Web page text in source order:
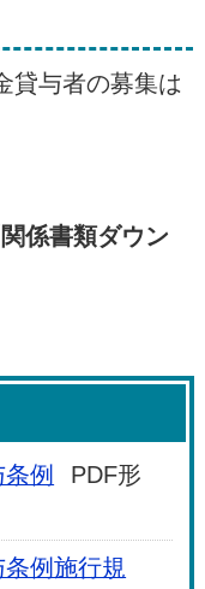
貸与者の募集は
係書類ダウン
例
PDF形
例施行規